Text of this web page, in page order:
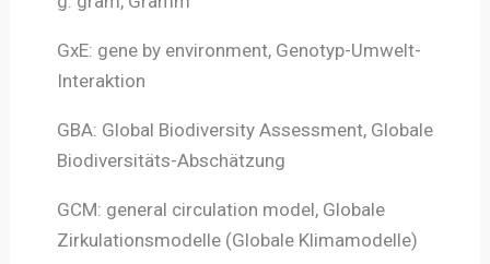
GxE: gene by environment, Genotyp-Umwelt-
Interaktion
GBA: Global Biodiversity Assessment, Globale
Biodiversitäts-Abschätzung
GCM: general circulation model, Globale
Zirkulationsmodelle (Globale Klimamodelle)